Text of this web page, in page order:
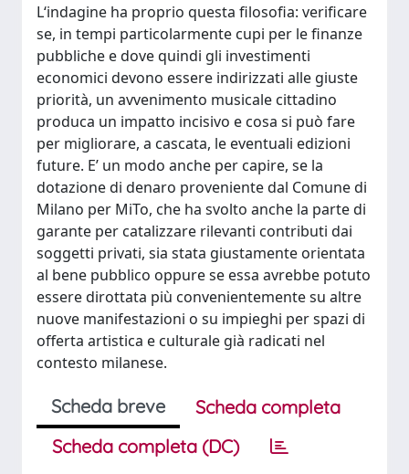
L‘indagine ha proprio questa filosofia: verificare
se, in tempi particolarmente cupi per le finanze
pubbliche e dove quindi gli investimenti
economici devono essere indirizzati alle giuste
priorità, un avvenimento musicale cittadino
produca un impatto incisivo e cosa si può fare
per migliorare, a cascata, le eventuali edizioni
future. E’ un modo anche per capire, se la
dotazione di denaro proveniente dal Comune di
Milano per MiTo, che ha svolto anche la parte di
garante per catalizzare rilevanti contributi dai
soggetti privati, sia stata giustamente orientata
al bene pubblico oppure se essa avrebbe potuto
essere dirottata più convenientemente su altre
nuove manifestazioni o su impieghi per spazi di
offerta artistica e culturale già radicati nel
contesto milanese.
Scheda breve
Scheda completa
Scheda completa (DC)